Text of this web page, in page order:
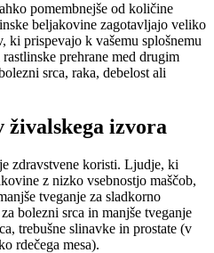
pomembnejše od količine
beljakovine zagotavljajo veliko
prispevajo k vašemu splošnemu
prehrane med drugim
srca, raka, debelost ali
živalskega izvora
zdravstvene koristi. Ljudje, ki
z nizko vsebnostjo maščob,
tveganje za sladkorno
bolezni srca in manjše tveganje
trebušne slinavke in prostate (v
rdečega mesa).